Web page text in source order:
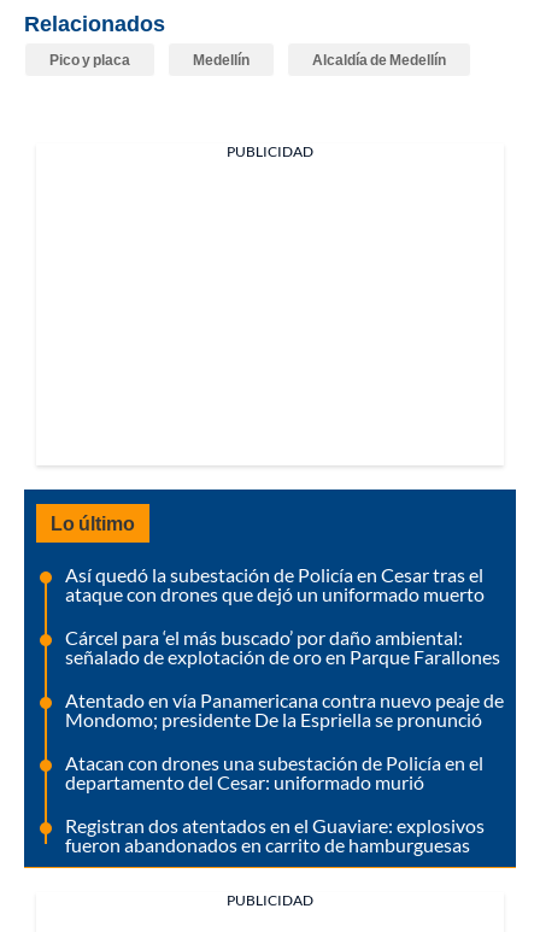
Relacionados
Pico y placa Medellín Alcaldía de Medellín
PUBLICIDAD
Lo último
Así quedó la subestación de Policía en Cesar tras el
ataque con drones que dejó un uniformado muerto
Cárcel para ‘el más buscado’ por daño ambiental:
señalado de explotación de oro en Parque Farallones
Atentado en vía Panamericana contra nuevo peaje de
Mondomo; presidente De la Espriella se pronunció
Atacan con drones una subestación de Policía en el
departamento del Cesar: uniformado murió
Registran dos atentados en el Guaviare: explosivos
fueron abandonados en carrito de hamburguesas
PUBLICIDAD